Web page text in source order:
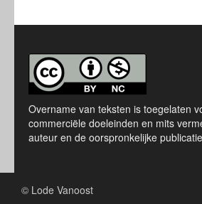
Overname van teksten is toegelaten
commerciële doeleinden en mits
auteur en de oorspronkelijke
© Lode Vanoost